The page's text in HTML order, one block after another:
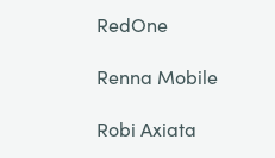
RedOne
Renna Mobile
Robi Axiata